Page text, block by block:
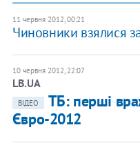
11 червня 2012, 00:21
Чиновники взялися
10 червня 2012, 22:07
LB.UA
ВІДЕО
ТБ: перші
Євро-2012